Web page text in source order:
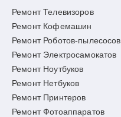
Ремонт Телевизоров
Ремонт Кофемашин
Ремонт Роботов-пылесосов
Ремонт Электросамокатов
Ремонт Ноутбуков
Ремонт Нетбуков
Ремонт Принтеров
Ремонт Фотоаппаратов